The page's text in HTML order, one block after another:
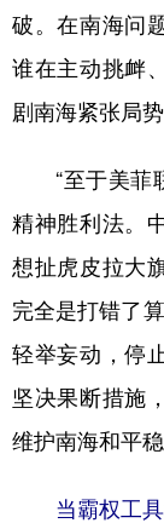
破。在南海问
谁在主动挑衅
剧南海紧张局
“至于美菲联
精神胜利法。
想扯虎皮拉大
完全是打错了
轻举妄动，停
坚决果断措施
维护南海和平
当霸权工